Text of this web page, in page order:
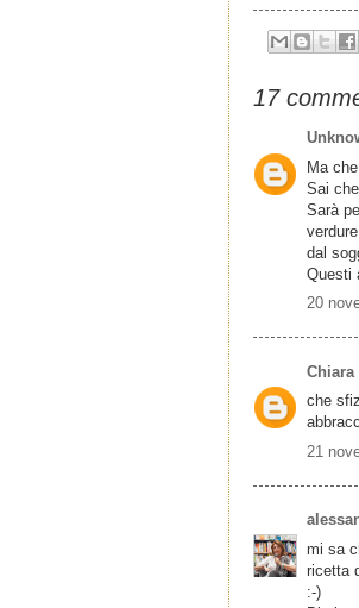
17
Ma
Sai
Sarà
dal
Questi
20
Chiara
che
21
mi sa
ricetta
:-)